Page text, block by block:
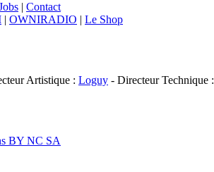
| Contact
| OWNIRADIO | Le Shop
Artistique : Loguy - Directeur Technique :
BY NC SA